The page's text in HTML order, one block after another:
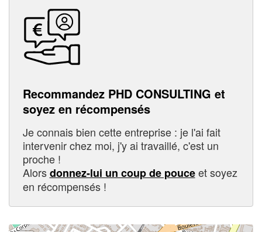
Recommandez PHD CONSULTING et
soyez en récompensés
Je connais bien cette entreprise : je l'ai fait
intervenir chez moi, j'y ai travaillé, c'est un
proche !
Alorsdonnez-lui un coup de pouceet soyez
en récompensés !